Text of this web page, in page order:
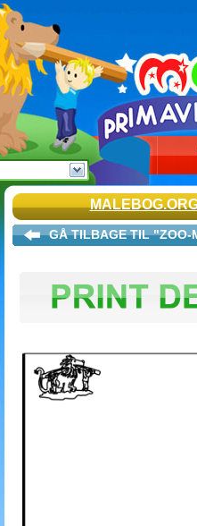
GÅ TILBAGE TIL "ZOO-